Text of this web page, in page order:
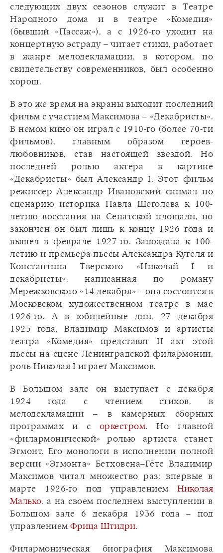
следующих двух сезонов служит в Театре
Народного дома и в театре «Комедия»
(бывший «Пассаж»), а с 1926-го уходит на
концертную эстраду – читает стихи, работает
в жанре мелодекламации, в котором, по
свидетельству современников, был особенно
хорош.
В это же время на экраны выходит последний
фильм с участием Максимова – «Декабристы».
В немом кино он играл с 1910-го (более 70-ти
фильмов), главным образом героев-
любовников, став настоящей звездой. Но
последней ролью актера в картине
«Декабристы» был Александр I. Этот фильм
режиссер Александр Ивановский снимал по
сценарию историка Павла Щеголева к 100-
летию восстания на Сенатской площади, но
закончен он был лишь к концу 1926 года и
вышел в феврале 1927-го. Запоздала к 100-
летию и премьера пьесы Александра Кугеля и
Константина Тверского «Николай I и
декабристы», написанная по роману
Мережковского «14 декабря» – она состоится в
Московском художественном театре в мае
1926-го. А в юбилейные дни, 27 декабря
1925 года, Владимир Максимов и артисты
театра «Комедия» представят II акт этой
пьесы на сцене Ленинградской филармонии,
роль Николая I играет Максимов.
В Большом зале он выступает с декабря
1924 года с чтением стихов, в
мелодекламации – в камерных сборных
программах и с оркестром. Но главной
«филармонической» ролью артиста станет
Эгмонт. Его монологи в исполнении полной
версии «Эгмонта» Бетховена–Гёте Владимир
Максимов читал множество раз: впервые в
марте 1926-го под управлениемНиколая
Малько, а на своем последнем выступлении в
Большом зале 6 декабря 1936 года – под
управлением Фрица Штидри.
Филармоническая биография Максимова